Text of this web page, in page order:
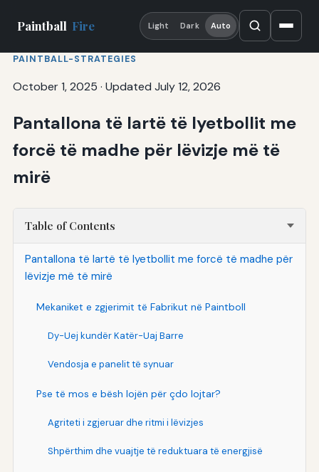
Paintball Fire Light Dark Auto
PAINTBALL-STRATEGIES
October 1, 2025 · Updated July 12, 2026
Pantallona të lartë të lyetbollit me
forcë të madhe për lëvizje më të
mirë
Table of Contents
Pantallona të lartë të lyetbollit me forcë të madhe për
lëvizje më të mirë
Mekaniket e zgjerimit të Fabrikut në Paintboll
Dy-Uej kundër Katër-Uaj Barre
Vendosja e panelit të synuar
Pse të mos e bësh lojën për çdo lojtar?
Agriteti i zgjeruar dhe ritmi i lëvizjes
Shpërthim dhe vuajtje të reduktuara të energjisë